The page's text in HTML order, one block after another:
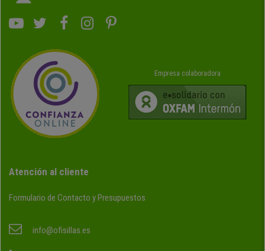
Empresa colaboradora
Atención al cliente
Formulario de Contacto y Presupuestos
info@ofisillas.es